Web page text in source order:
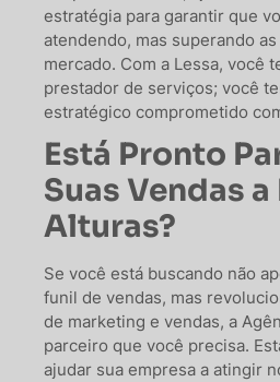
estratégia para garantir que
atendendo, mas superando
mercado. Com a Lessa, você
prestador de serviços; você
estratégico comprometido
Está Pronto
Suas Vendas
Alturas?
Se você está buscando não
funil de vendas, mas
de marketing e vendas, a
parceiro que você precisa.
ajudar sua empresa a atingir